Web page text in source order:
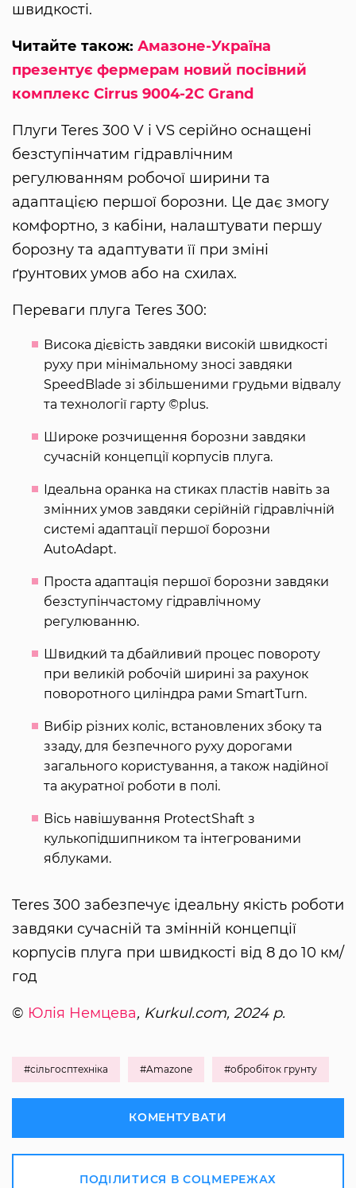
швидкості.
Читайте також: Амазоне-Україна
презентує фермерам новий посівний
комплекс Cirrus 9004-2C Grand
Плуги Teres 300 V і VS серійно оснащені
безступінчатим гідравлічним
регулюванням робочої ширини та
адаптацією першої борозни. Це дає змогу
комфортно, з кабіни, налаштувати першу
борозну та адаптувати її при зміні
ґрунтових умов або на схилах.
Переваги плуга Teres 300:
Висока дієвість завдяки високій швидкості
руху при мінімальному зносі завдяки
SpeedBlade зі збільшеними грудьми відвалу
та технології гарту ©plus.
Широке розчищення борозни завдяки
сучасній концепції корпусів плуга.
Ідеальна оранка на стиках пластів навіть за
змінних умов завдяки серійній гідравлічній
системі адаптації першої борозни
AutoAdapt.
Проста адаптація першої борозни завдяки
безступінчастому гідравлічному
регулюванню.
Швидкий та дбайливий процес повороту
при великій робочій ширині за рахунок
поворотного циліндра рами SmartTurn.
Вибір різних коліс, встановлених збоку та
ззаду, для безпечного руху дорогами
загального користування, а також надійної
та акуратної роботи в полі.
Вісь навішування ProtectShaft з
кулькопідшипником та інтегрованими
яблуками.
Teres 300 забезпечує ідеальну якість роботи
завдяки сучасній та змінній концепції
корпусів плуга при швидкості від 8 до 10 км/
год
© Юлія Немцева, Kurkul.com, 2024 р.
#сільгосптехніка #Amazone #обробіток грунту
КОМЕНТУВАТИ
ПОДІЛИТИСЯ В СОЦМЕРЕЖАХ